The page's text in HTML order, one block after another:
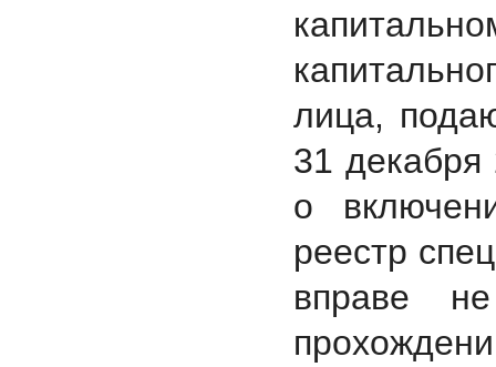
лица,
31
о
реестр
вправе